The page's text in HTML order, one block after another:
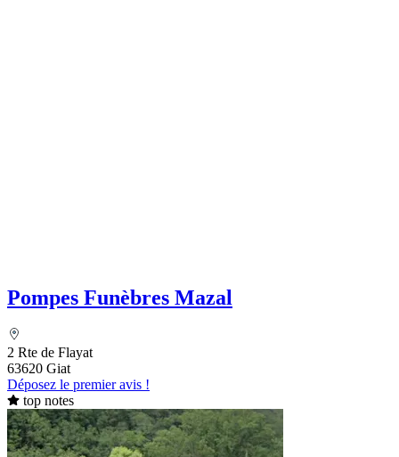
Pompes Funèbres Mazal
2 Rte de Flayat
63620 Giat
Déposez le premier avis !
top notes